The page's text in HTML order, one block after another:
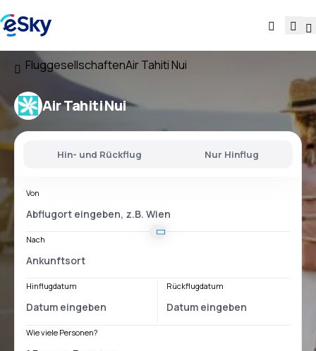
FluggesellschaftenAir Tahiti Nui
Air Tahiti Nui
Hin- und Rückflug Nur Hinflug
Von
Nach
Hinflugdatum Rückflugdatum
Wie viele Personen?